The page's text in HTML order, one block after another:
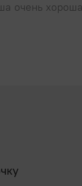
очень